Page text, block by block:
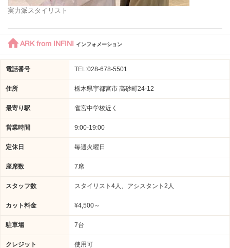
実力派スタイリスト
ARK from INFINI インフォメーション
電話番号 TEL:028-678-5501
住所 栃木県宇都宮市 高砂町24-12
最寄り駅 雀宮中学校近く
営業時間 9:00-19:00
定休日 毎週火曜日
座席数 7席
スタッフ数 スタイリスト4人、アシスタント2人
カット料金 ¥4,500～
駐車場 7台
クレジット 使用可